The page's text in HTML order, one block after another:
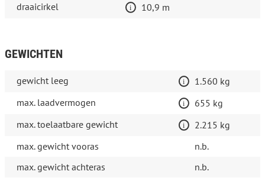
draaicirkel 10,9 m
GEWICHTEN
gewicht leeg
1.560 kg
max. laadvermogen
655 kg
max. toelaatbare gewicht
2.215 kg
max. gewicht vooras
n.b.
max. gewicht achteras
n.b.